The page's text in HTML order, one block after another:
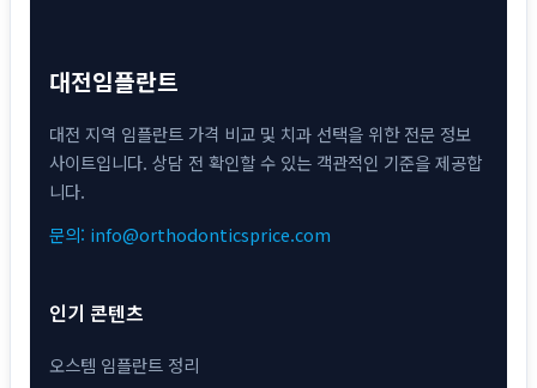
대전임플란트
대전 지역 임플란트 가격 비교 및 치과 선택을 위한 전문 정보
사이트입니다. 상담 전 확인할 수 있는 객관적인 기준을 제공합
니다.
문의: info@orthodonticsprice.com
인기 콘텐츠
오스템 임플란트 정리